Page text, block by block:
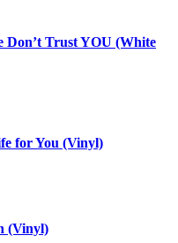
Don’t Trust YOU (White
for You (Vinyl)
(Vinyl)